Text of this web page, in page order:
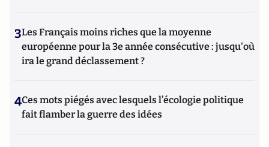
3Les Français moins riches que la moyenne
européenne pour la 3e année consécutive : jusqu'où
ira le grand déclassement ?
4Ces mots piégés avec lesquels l’écologie politique
fait flamber la guerre des idées